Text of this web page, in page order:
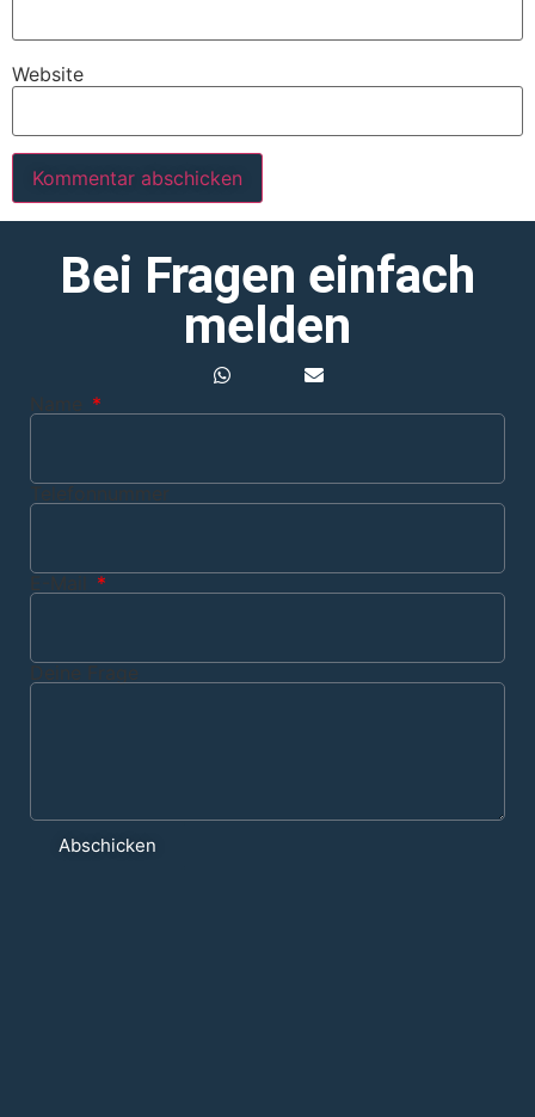
Website
Bei Fragen einfach
melden
Abschicken